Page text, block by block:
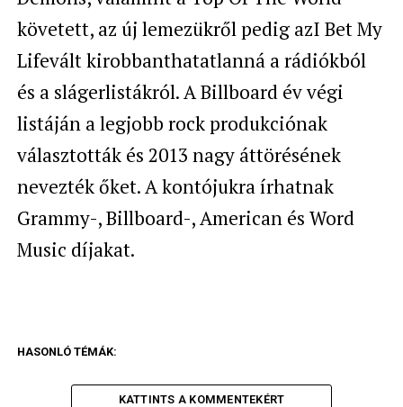
követett, az új lemezükről pedig azI Bet My
Lifevált kirobbanthatatlanná a rádiókból
és a slágerlistákról. A Billboard év végi
listáján a legjobb rock produkciónak
választották és 2013 nagy áttörésének
nevezték őket. A kontójukra írhatnak
Grammy-, Billboard-, American és Word
Music díjakat.
HASONLÓ TÉMÁK:
KATTINTS A KOMMENTEKÉRT